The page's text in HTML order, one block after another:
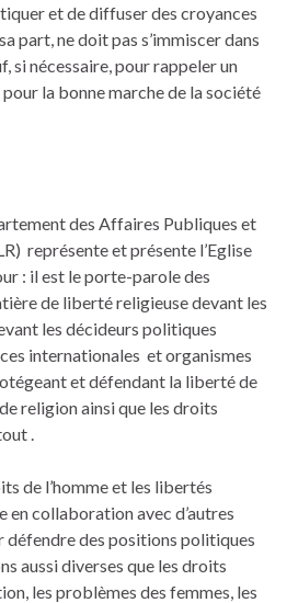
et de diffuser des croyances
part, ne doit pas s’immiscer dans
si nécessaire, pour rappeler un
la bonne marche de la société
des Affaires Publiques et
représente et présente l’Eglise
: il est le porte-parole des
de liberté religieuse devant les
les décideurs politiques
internationales et organismes
et défendant la liberté de
religion ainsi que les droits
.
de l’homme et les libertés
collaboration avec d’autres
défendre des positions politiques
aussi diverses que les droits
les problèmes des femmes, les